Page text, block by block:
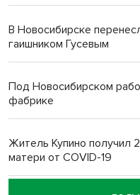
В Новосибирске
гаишником Гусевым
Под Новосибирском
фабрике
Житель Купино получил
матери от COVID-19